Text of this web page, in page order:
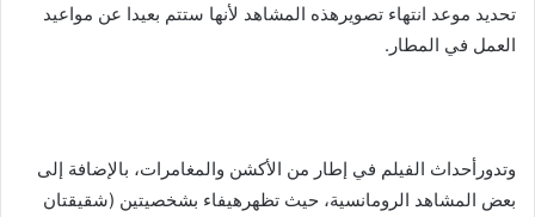
تحديد موعد انتهاء تصويرهذه المشاهد لأنها ستتم بعيدا عن مواعيد
العمل في المطار.
وتدورأحداث الفيلم في إطار من الأكشن والمغامرات، بالإضافة إلى
بعض المشاهد الرومانسية، حيث تظهرهيفاء بشخصيتين (شقيقتان